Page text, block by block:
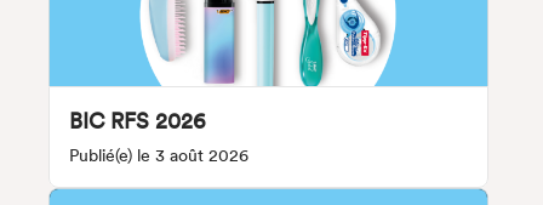
BIC RFS 2026
Publié(e) le 3 août 2026